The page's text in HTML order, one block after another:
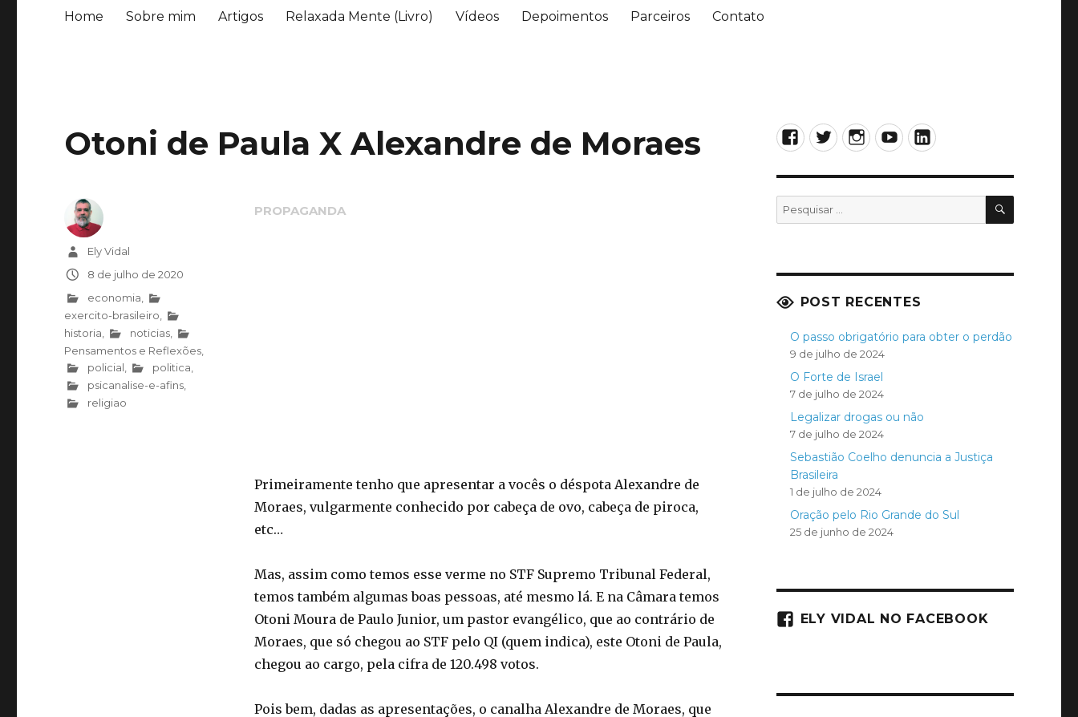
Home Sobre mim Artigos Relaxada Mente (Livro) Vídeos Depoimentos Parceiros Contato
Otoni de Paula X Alexandre de Moraes
Primeiramente tenho que apresentar a vocês o déspota Alexandre de
Moraes, vulgarmente conhecido por cabeça de ovo, cabeça de piroca,
etc…
Mas, assim como temos esse verme no STF Supremo Tribunal Federal,
temos também algumas boas pessoas, até mesmo lá. E na Câmara temos
Otoni Moura de Paulo Junior, um pastor evangélico, que ao contrário de
Moraes, que só chegou ao STF pelo QI (quem indica), este Otoni de Paula,
chegou ao cargo, pela cifra de 120.498 votos.
Pois bem, dadas as apresentações, o canalha Alexandre de Moraes, que
AutorEly Vidal
Publicado
em
8 de julho de 2020
Categorias
economia
exercito-brasileiro
historia
noticias
Pensamentos e Reflexões
policial
politica
psicanalise-e-afins
religiao
Facebook
TwitterInstagram
YouTubeLinkedIn
Pesquisar
por:
POST RECENTES
O passo obrigatório para obter o perdão
9 de julho de 2024
O Forte de Israel
7 de julho de 2024
Legalizar drogas ou não
7 de julho de 2024
Sebastião Coelho denuncia a Justiça
Brasileira
1 de julho de 2024
Oração pelo Rio Grande do Sul
25 de junho de 2024
ELY VIDAL NO FACEBOOK